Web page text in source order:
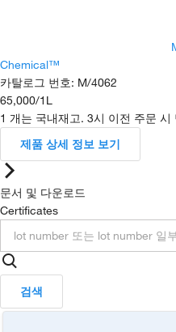
Chemical™
카탈로그 번호: M/4062
65,000/1L
1 개는 국내재고. 3시 이전 주문 시
제품 상세 정보 보기
문서 및 다운로드
Certificates
검색